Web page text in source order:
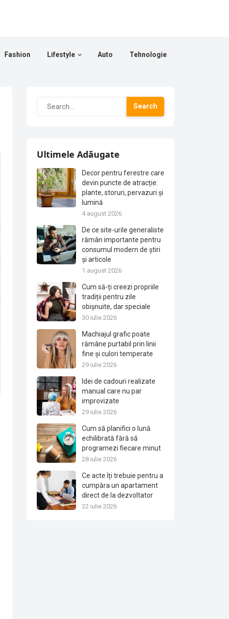
Fashion Lifestyle Auto Tehnologie
Search
Ultimele Adăugate
Decor pentru ferestre care
devin puncte de atracție:
plante, storuri, pervazuri și
lumină
4 august 2026
De ce site-urile generaliste
rămân importante pentru
consumul modern de știri
și articole
1 august 2026
Cum să-ți creezi propriile
tradiții pentru zile
obișnuite, dar speciale
30 iulie 2026
Machiajul grafic poate
rămâne purtabil prin linii
fine și culori temperate
29 iulie 2026
Idei de cadouri realizate
manual care nu par
improvizate
29 iulie 2026
Cum să planifici o lună
echilibrată fără să
programezi fiecare minut
28 iulie 2026
Ce acte îți trebuie pentru a
cumpăra un apartament
direct de la dezvoltator
22 iulie 2026